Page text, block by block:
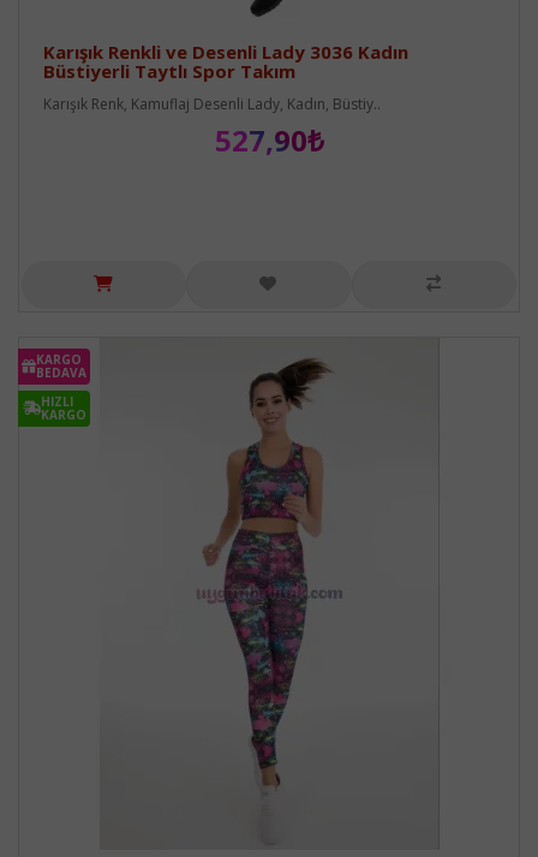
Karışık Renkli ve Desenli Lady 3036 Kadın
Büstiyerli Taytlı Spor Takım
Karışık Renk, Kamuflaj Desenli Lady, Kadın, Büstiy..
527,90₺
KARGO
BEDAVA
HIZLI
KARGO